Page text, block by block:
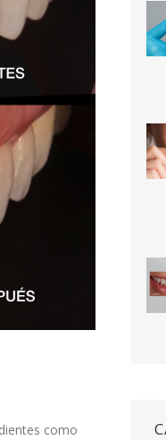
como